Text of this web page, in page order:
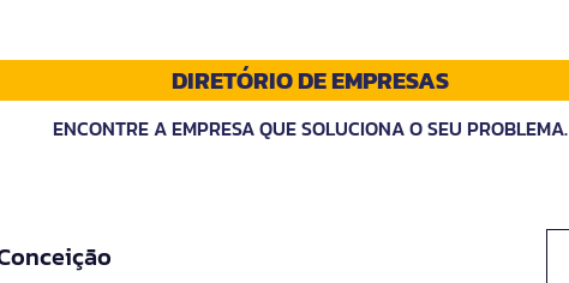
DIRETÓRIO DE EMPRESAS
ENCONTRE A EMPRESA QUE SOLUCIONA O SEU PROBLEMA.